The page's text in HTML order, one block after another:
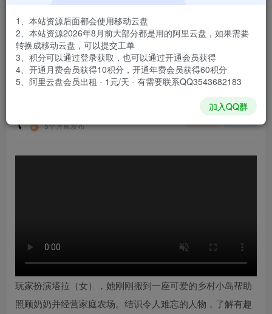
免费
登录购买
安装包大小
游戏本体大小
4.04 GB
5个月前发布
玩家扮演塔拉（女），她刚刚搬到一座可爱的乡村小岛帮助
照顾奶奶并经营家庭农场。结识令人难忘的人物，了解有趣
1、本站资源后面都会使用移动云盘
2、本站资源2026年8月前大部分都是用的阿里云盘，如果需要
转换成移动云盘，可以提交工单
3、积分可以通过登录获取，也可以通过开通会员获得
4、开通月费会员获得10积分，开通年费会员获得60积分
5、阿里云盘会员出租 - 1元/天 - 有需要联系QQ3543682183
加入QQ群